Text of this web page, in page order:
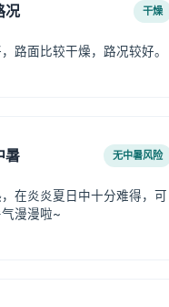
况 干燥
路面比较干燥，路况较好。
暑 无中暑风险
在炎炎夏日中十分难得，可
漫漫啦~